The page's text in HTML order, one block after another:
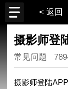
< 返回
摄影师登
常见问题
摄影师登陆